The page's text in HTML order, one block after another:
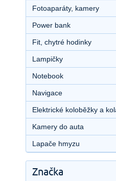
Fotoaparáty, kamery
Power bank
Fit, chytré hodinky
Lampičky
Notebook
Navigace
Elektrické koloběžky a
Kamery do auta
Lapače hmyzu
Značka